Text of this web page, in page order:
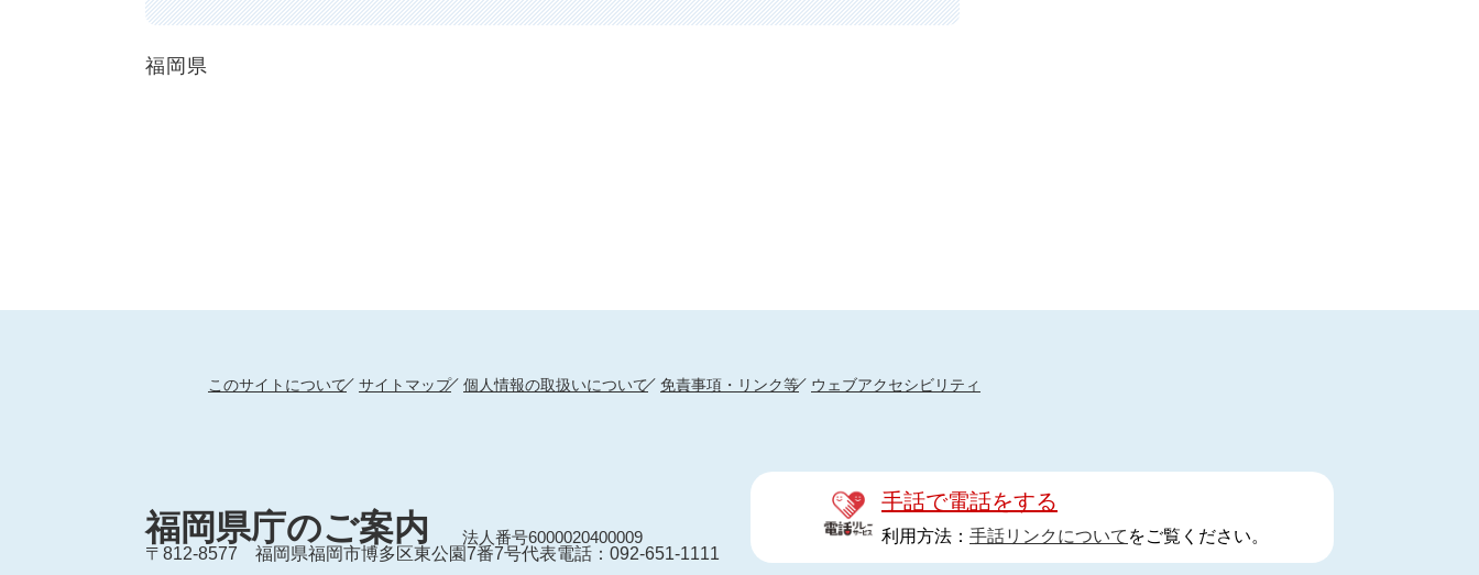
福岡県
このサイトについて サイトマップ 個人情報の取扱いについて 免責事項・リンク等 ウェブアクセシビリティ
福岡県庁のご案内
法人番号6000020400009
〒812-8577
福岡県福岡市博多区東公園7番7号代表電話：092-651-1111
手話で電話をする
利用方法： 手話リンクについて をご覧ください。